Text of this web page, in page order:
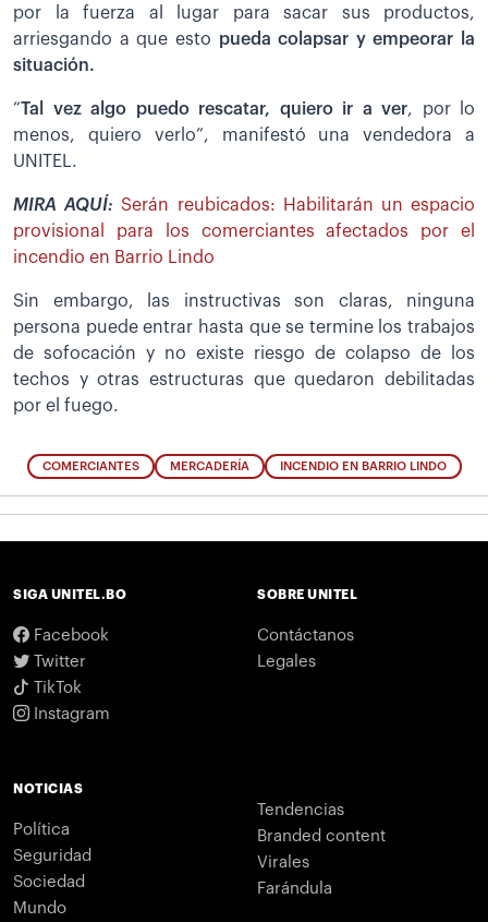
por la fuerza al lugar para sacar sus productos,
arriesgando a que esto pueda colapsar y empeorar la
situación.
“Tal vez algo puedo rescatar, quiero ir a ver, por lo
menos, quiero verlo”, manifestó una vendedora a
UNITEL.
MIRA AQUÍ:Serán reubicados: Habilitarán un espacio
provisional para los comerciantes afectados por el
incendio en Barrio Lindo
Sin embargo, las instructivas son claras, ninguna
persona puede entrar hasta que se termine los trabajos
de sofocación y no existe riesgo de colapso de los
techos y otras estructuras que quedaron debilitadas
por el fuego.
COMERCIANTES MERCADERÍA INCENDIO EN BARRIO LINDO
SIGA UNITEL.BO
Facebook
Twitter
TikTok
Instagram
SOBRE UNITEL
Contáctanos
Legales
NOTICIAS
Política
Seguridad
Sociedad
Mundo
Tendencias
Branded content
Virales
Farándula